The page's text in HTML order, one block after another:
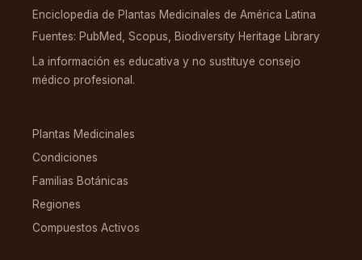
Enciclopedia de Plantas Medicinales de América Latina
Fuentes: PubMed, Scopus, Biodiversity Heritage Library
La información es educativa y no sustituye consejo
médico profesional.
Plantas Medicinales
Condiciones
Familias Botánicas
Regiones
Compuestos Activos